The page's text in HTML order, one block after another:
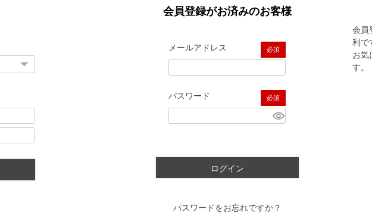
会員登録がお済みのお客様
メールアドレス
(必須)
パスワード
(必須)
ログイン
パスワードをお忘れですか？
会員
利で
お気
す。